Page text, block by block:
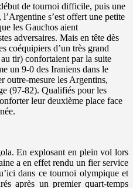
de tournoi difficile, puis une
s’est offert une petite
les Gauchos aient
adversaires. Mais en tête dès
coéquipiers d’un très grand
tir) confortaient par la suite
un 9-0 des Iraniens dans le
outre-mesure les Argentins,
(97-82). Qualifiés pour les
leur deuxième place face
En explosant en plein vol lors
a en effet rendu un fier service
dans ce tournoi olympique et
après un premier quart-temps